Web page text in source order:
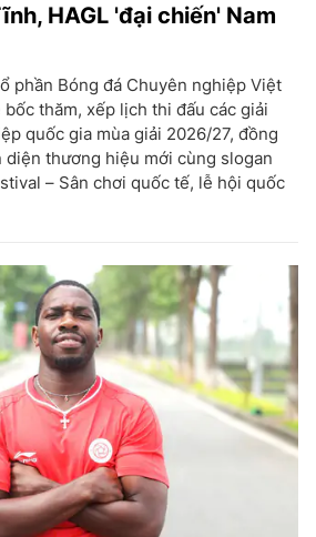
HAGL 'đại chiến' Nam
phần Bóng đá Chuyên nghiệp Việt
bốc thăm, xếp lịch thi đấu các giải
quốc gia mùa giải 2026/27, đồng
thương hiệu mới cùng slogan
– Sân chơi quốc tế, lễ hội quốc